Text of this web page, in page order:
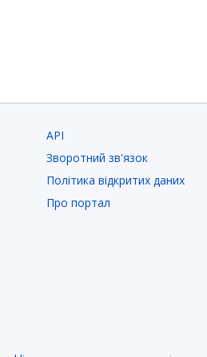
API
Зворотний зв'язок
Політика відкритих даних
Про портал